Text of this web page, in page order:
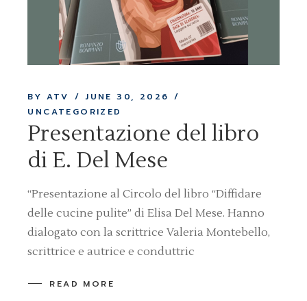
BY ATV
JUNE 30, 2026
UNCATEGORIZED
Presentazione del libro
di E. Del Mese
“Presentazione al Circolo del libro “Diffidare
delle cucine pulite” di Elisa Del Mese. Hanno
dialogato con la scrittrice Valeria Montebello,
scrittrice e autrice e conduttric
READ MORE